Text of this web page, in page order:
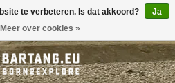
te verbeteren. Is dat akkoord?
Ja
Meer over cookies »